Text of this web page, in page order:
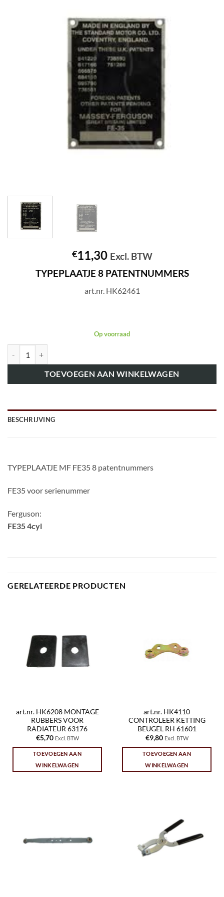
€11,30 Excl. BTW
TYPEPLAATJE 8 PATENTNUMMERS
art.nr. HK62461
Op voorraad
TOEVOEGEN AAN WINKELWAGEN
BESCHRIJVING
TYPEPLAATJE MF FE35 8 patentnummers
FE35 voor serienummer
Ferguson:
FE35 4cyl
GERELATEERDE PRODUCTEN
art.nr. HK6208 MONTAGE
RUBBERS VOOR
RADIATEUR 63176
€5,70 Excl. BTW
TOEVOEGEN AAN
WINKELWAGEN
art.nr. HK4110
CONTROLEER KETTING
BEUGEL RH 61601
€9,80 Excl. BTW
TOEVOEGEN AAN
WINKELWAGEN